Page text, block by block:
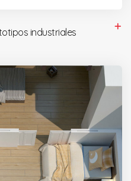
industriales